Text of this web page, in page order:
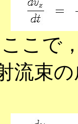
こで
流束